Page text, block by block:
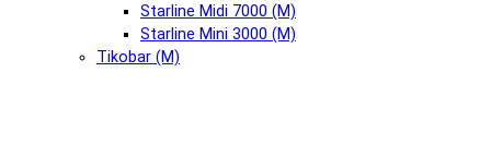
Starline Midi 7000 (М)
Starline Mini 3000 (М)
Tikobar (М)